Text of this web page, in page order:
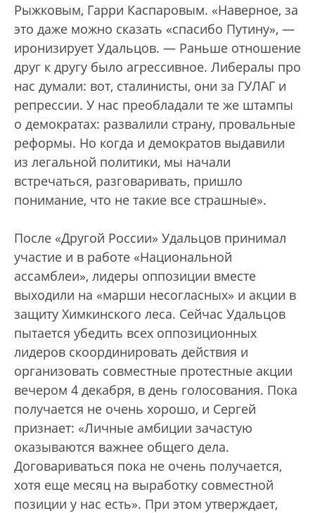
Рыжковым, Гарри Каспаровым. «Наверное, за
это даже можно сказать «спасибо Путину», —
иронизирует Удальцов. — Раньше отношение
друг к другу было агрессивное. Либералы про
нас думали: вот, сталинисты, они за ГУЛАГ и
репрессии. У нас преобладали те же штампы
о демократах: развалили страну, провальные
реформы. Но когда и демократов выдавили
из легальной политики, мы начали
встречаться, разговаривать, пришло
понимание, что не такие все страшные».
После «Другой России» Удальцов принимал
участие и в работе «Национальной
ассамблеи», лидеры оппозиции вместе
выходили на «марши несогласных» и акции в
защиту Химкинского леса. Сейчас Удальцов
пытается убедить всех оппозиционных
лидеров скоординировать действия и
организовать совместные протестные акции
вечером 4 декабря, в день голосования. Пока
получается не очень хорошо, и Сергей
признает: «Личные амбиции зачастую
оказываются важнее общего дела.
Договариваться пока не очень получается,
хотя еще месяц на выработку совместной
позиции у нас есть». При этом утверждает,